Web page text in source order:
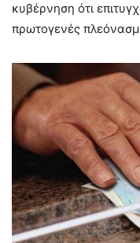
κυβέρνηση ότι
πρωτογενές